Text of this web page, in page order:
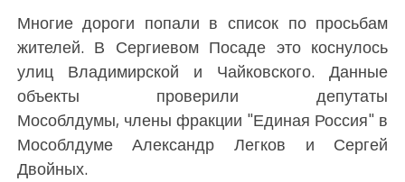
Многие дороги попали в список по просьбам
жителей. В Сергиевом Посаде это коснулось
улиц Владимирской и Чайковского. Данные
объекты проверили депутаты
Мособлдумы, члены фракции "Единая Россия" в
Мособлдуме Александр Легков и Сергей
Двойных.